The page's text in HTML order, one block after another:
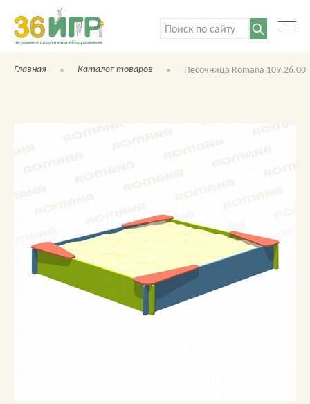
КАТАЛОГ ТОВАРОВ
Поиск:
Главная Каталог товаров Песочница Romana 109.26.00